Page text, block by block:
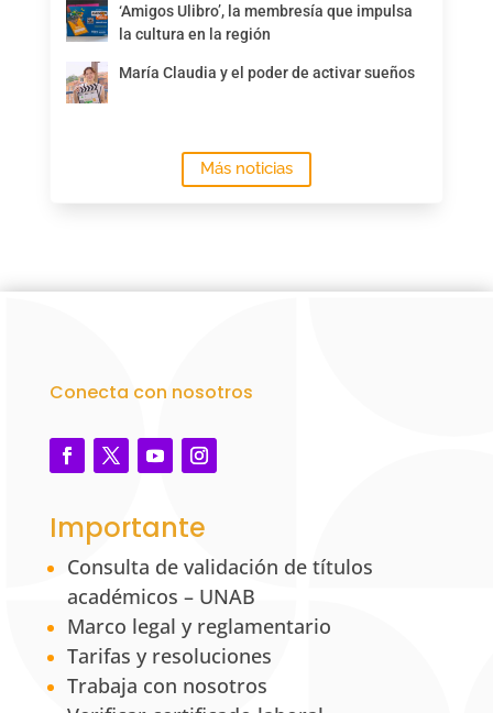
‘Amigos Ulibro’, la membresía que impulsa
la cultura en la región
María Claudia y el poder de activar sueños
Más noticias
Conecta con nosotros
Importante
Consulta de validación de títulos
académicos – UNAB
Marco legal y reglamentario
Tarifas y resoluciones
Trabaja con nosotros